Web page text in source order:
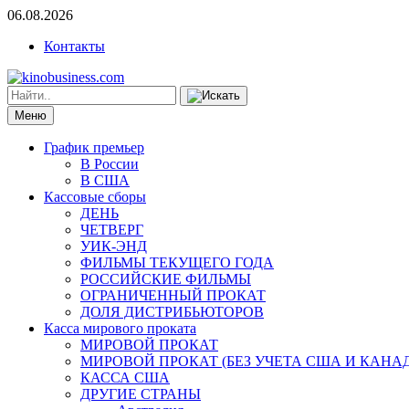
06.08.2026
Контакты
Меню
График премьер
В России
В США
Кассовые сборы
ДЕНЬ
ЧЕТВЕРГ
УИК-ЭНД
ФИЛЬМЫ ТЕКУЩЕГО ГОДА
РОССИЙСКИЕ ФИЛЬМЫ
ОГРАНИЧЕННЫЙ ПРОКАТ
ДОЛЯ ДИСТРИБЬЮТОРОВ
Касса мирового проката
МИРОВОЙ ПРОКАТ
МИРОВОЙ ПРОКАТ (БЕЗ УЧЕТА США И
КАССА США
ДРУГИЕ СТРАНЫ